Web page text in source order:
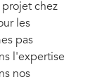
chez
les
pas
l'expertise
nos